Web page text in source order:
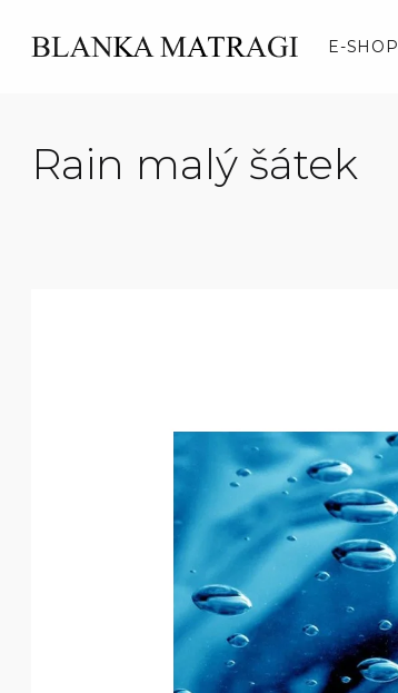
obsah
E-SHOP
Rain malý šátek